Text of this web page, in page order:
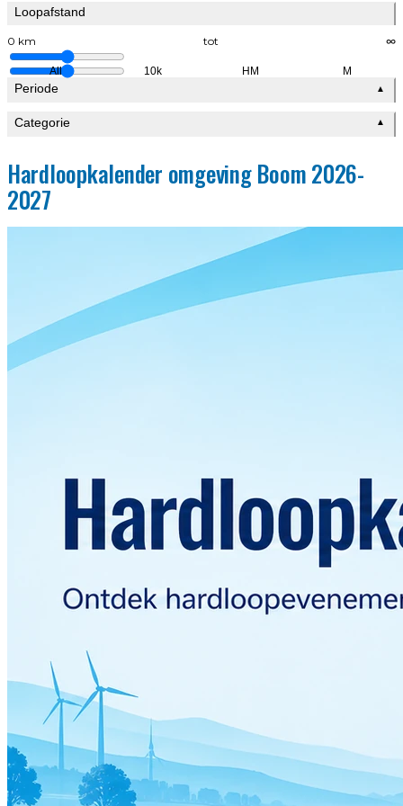
Loopafstand
0 km tot ∞
All 10k HM M
Periode ▲
Categorie ▲
Hardloopkalender omgeving Boom 2026-
2027